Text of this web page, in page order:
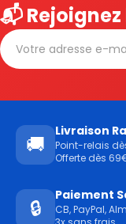
📬
🚚
Livraison
Point-relais
Offerte dès
🔒
Paiement
CB, PayPal,